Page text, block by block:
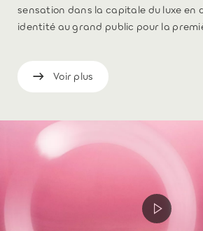
sensation dans la capitale du luxe en
identité au grand public pour la
Voir plus